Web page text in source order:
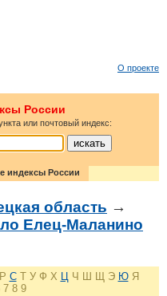
О проекте
России
или почтовый индекс:
индексы России
область →
Елец-Маланино
Р С Т У Ф Х Ц Ч Ш Щ Э Ю Я
7 8 9